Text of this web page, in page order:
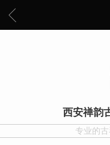
西安禅韵
专业的